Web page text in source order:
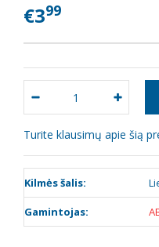
€399
Turite klausimų apie šią
Kilmės šalis:
Gamintojas: